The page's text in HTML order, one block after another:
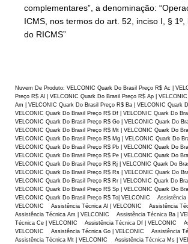
complementares”, a denominação:
ICMS, nos termos do art. 52, inciso I, § 1º,
do RICMS”
Nuvem De Produto: VELCONIC Quark Do Brasil Preço R$ Ac |
Preço R$ Al | VELCONIC Quark Do Brasil Preço R$ Ap |
Am | VELCONIC Quark Do Brasil Preço R$ Ba | VELCONIC Quark
VELCONIC Quark Do Brasil Preço R$ Df | VELCONIC Quark Do
VELCONIC Quark Do Brasil Preço R$ Go | VELCONIC Quark Do
VELCONIC Quark Do Brasil Preço R$ Mt | VELCONIC Quark Do
VELCONIC Quark Do Brasil Preço R$ Mg | VELCONIC Quark Do
VELCONIC Quark Do Brasil Preço R$ Pb | VELCONIC Quark Do
VELCONIC Quark Do Brasil Preço R$ Pe | VELCONIC Quark Do
VELCONIC Quark Do Brasil Preço R$ Rj | VELCONIC Quark Do
VELCONIC Quark Do Brasil Preço R$ Rs | VELCONIC Quark Do
VELCONIC Quark Do Brasil Preço R$ Rr | VELCONIC Quark Do
VELCONIC Quark Do Brasil Preço R$ Sp | VELCONIC Quark Do
VELCONIC Quark Do Brasil Preço R$ To| VELCONIC Assistência
VELCONIC Assistência Técnica Al | VELCONIC Assistência
Assistência Técnica Am | VELCONIC Assistência Técnica Ba |
Técnica Ce | VELCONIC Assistência Técnica Df | VELCONIC
VELCONIC Assistência Técnica Go | VELCONIC Assistência
Assistência Técnica Mt | VELCONIC Assistência Técnica Ms |